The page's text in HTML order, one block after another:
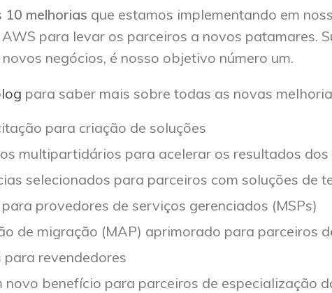
10 melhorias que estamos implementando em
para levar os parceiros a novos patamares.
negócios, é nosso objetivo número um.
para saber mais sobre todas as novas
para criação de soluções
multipartidários para acelerar os resultados dos
selecionados para parceiros com soluções de
provedores de serviços gerenciados (MSPs)
de migração (MAP) aprimorado para parceiros
revendedores
novo benefício para parceiros de especialização